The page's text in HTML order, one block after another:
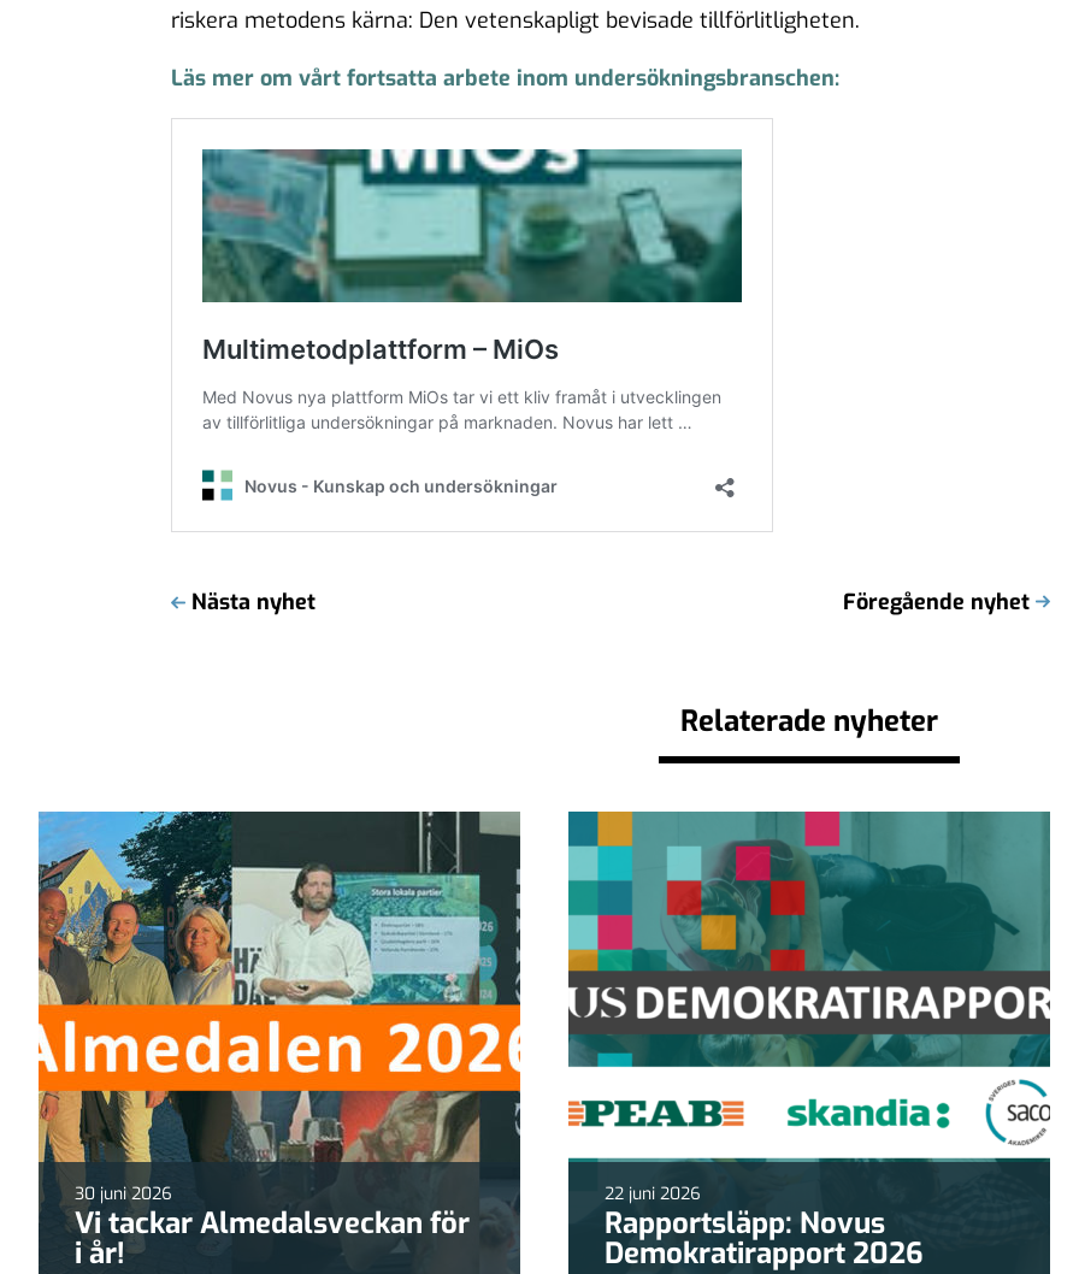
riskera metodens kärna: Den vetenskapligt bevisade tillförlitligheten.
Läs mer om vårt fortsatta arbete inom undersökningsbranschen:
Nästa nyhet Föregående nyhet
Relaterade nyheter
30 juni 2026
Vi tackar Almedalsveckan för
i år!
22 juni 2026
Rapportsläpp: Novus
Demokratirapport 2026